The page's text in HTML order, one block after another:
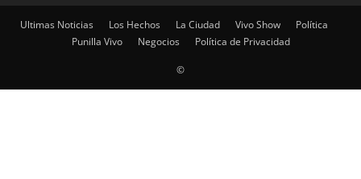
Ultimas Noticias Los Hechos La Ciudad Vivo Show
Política
Punilla Vivo
Negocios Política de Privacidad
©